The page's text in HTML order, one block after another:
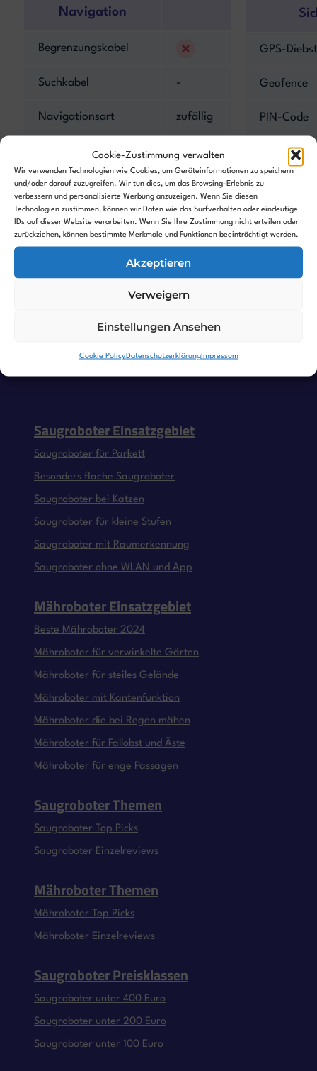
Cookie-Zustimmung verwalten
Wir verwenden Technologien wie Cookies, um Geräteinformationen zu speichern
und/oder darauf zuzugreifen. Wir tun dies, um das Browsing-Erlebnis zu
verbessern und personalisierte Werbung anzuzeigen. Wenn Sie diesen
Technologien zustimmen, können wir Daten wie das Surfverhalten oder eindeutige
IDs auf dieser Website verarbeiten. Wenn Sie Ihre Zustimmung nicht erteilen oder
zurückziehen, können bestimmte Merkmale und Funktionen beeinträchtigt werden.
Akzeptieren
Verweigern
Einstellungen Ansehen
Cookie PolicyDatenschutzerklärungImpressum
Navigation
Begrenzungskabel
Suchkabel -
Navigationsart zufällig
Kantenmodus
Hinderniserkennung
Kamera -
GPS-
Geofence
PIN-Code
Alarm
Hebesensor
Features
Saugroboter Einsatzgebiet
Saugroboter für Parkett
Besonders flache Saugroboter
Saugroboter bei Katzen
Saugroboter für kleine Stufen
Saugroboter mit Raumerkennung
Saugroboter ohne WLAN und App
Mähroboter Einsatzgebiet
Beste Mähroboter 2024
Mähroboter für verwinkelte Gärten
Mähroboter für steiles Gelände
Mähroboter mit Kantenfunktion
Mähroboter die bei Regen mähen
Mähroboter für Fallobst und Äste
Mähroboter für enge Passagen
Saugroboter Themen
Saugroboter Top Picks
Saugroboter Einzelreviews
Mähroboter Themen
Mähroboter Top Picks
Mähroboter Einzelreviews
Saugroboter Preisklassen
Saugroboter unter 400 Euro
Saugroboter unter 200 Euro
Saugroboter unter 100 Euro